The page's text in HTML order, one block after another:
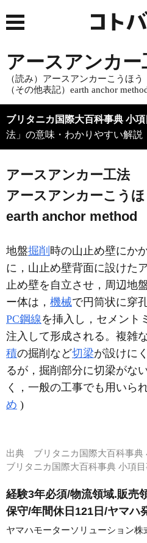
アースアンカー
（読み）アースアンカーこうほう
（その他表記）earth anchor
ブリタニカ国際大百科事典 小
法」の意味・わかりやすい解説
アースアンカー工法
アースアンカーこうほ
earth anchor method
地盤掘削 時の山止め壁にか
に，山止め壁背面に設けた
止め壁を自立させ，周辺地
ー体は， 機械で円筒状に穿
PC鋼線を挿入し，セメント
注入して形成される。複雑
積の掘削など切梁が設けに
るが，掘削部分に切梁がな
く，一般の工事でも用いら
め )
出典 ブリタニカ国際大百科事典
ブリタニカ国際大百科事典 小項
経験3年必須/物流領域.販売
保守/年間休日121日/ヤマハ
ヤマハモーターソリューション株